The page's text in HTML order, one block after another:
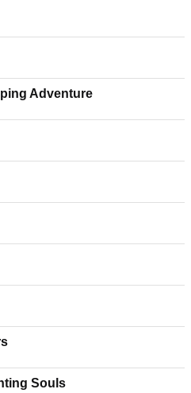
Adventure
Souls